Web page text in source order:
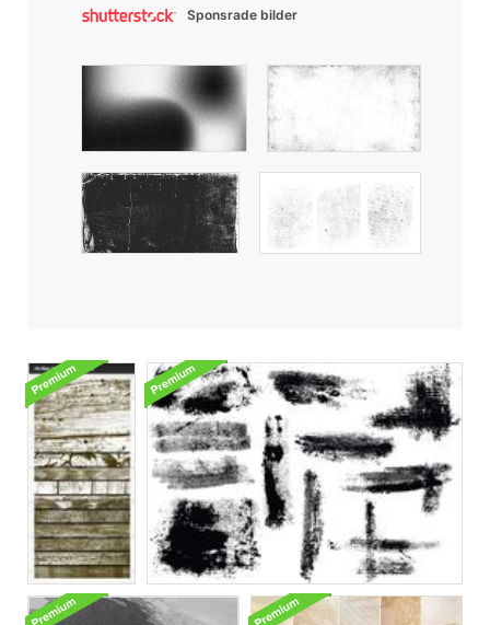
Sponsrade bilder